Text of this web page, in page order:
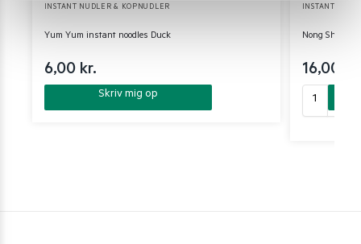
INSTANT NUDLER & KOPNUDLER
Yum Yum instant noodles Duck
6,00 kr.
Skriv mig op
INSTANT
Nong Shim
16,00